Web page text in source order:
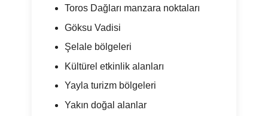
Toros Dağları manzara noktaları
Göksu Vadisi
Şelale bölgeleri
Kültürel etkinlik alanları
Yayla turizm bölgeleri
Yakın doğal alanlar